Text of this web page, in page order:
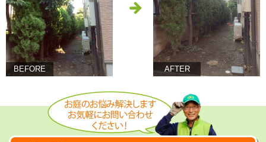
BEFORE AFTER